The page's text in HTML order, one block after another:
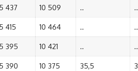
5 437 10 509 .. ..
5 415 10 464 .. ..
5 395 10 421 .. ..
5 390 10 375 35,5